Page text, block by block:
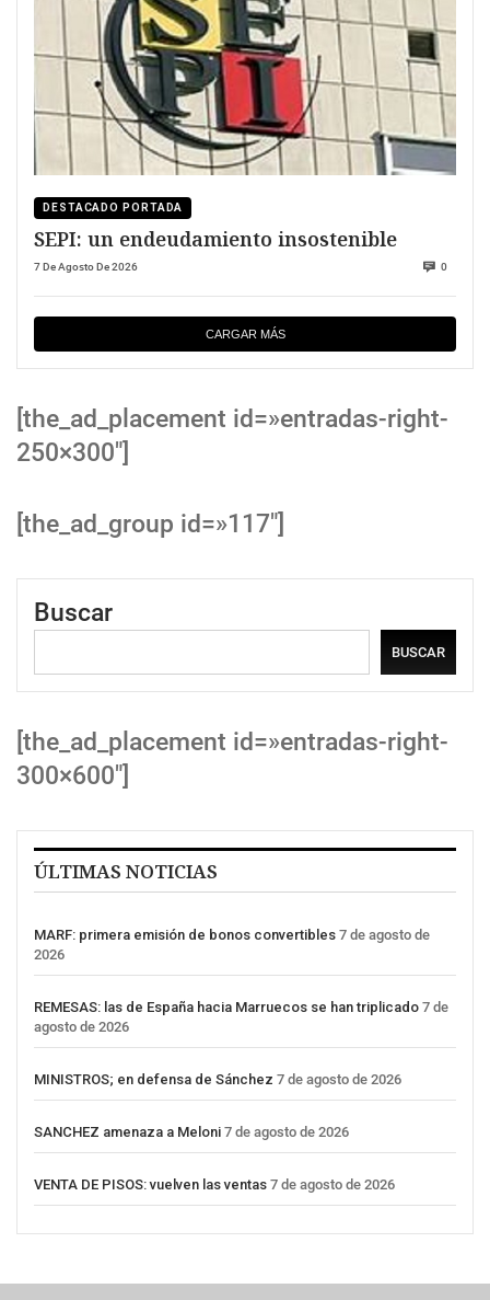
DESTACADO PORTADA
SEPI: un endeudamiento insostenible
7 De Agosto De 2026 0
CARGAR MÁS
[the_ad_placement id=»entradas-right-
250×300″]
[the_ad_group id=»117″]
Buscar
BUSCAR
[the_ad_placement id=»entradas-right-
300×600″]
ÚLTIMAS NOTICIAS
MARF: primera emisión de bonos convertibles 7 de agosto de
2026
REMESAS: las de España hacia Marruecos se han triplicado 7 de
agosto de 2026
MINISTROS; en defensa de Sánchez 7 de agosto de 2026
SANCHEZ amenaza a Meloni 7 de agosto de 2026
VENTA DE PISOS: vuelven las ventas 7 de agosto de 2026